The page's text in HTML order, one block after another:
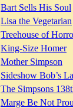
Bart Sells His Soul
Lisa the Vegetarian
Treehouse of
King-Size Homer
Mother Simpson
Sideshow Bob’s
The Simpsons
Marge Be Not